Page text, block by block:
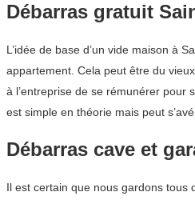
Débarras gratuit
L’idée de base d’un vide maison à
appartement. Cela peut être du
à l’entreprise de se rémunérer pour
est simple en théorie mais peut
Débarras cave et
Il est certain que nous gardons tous